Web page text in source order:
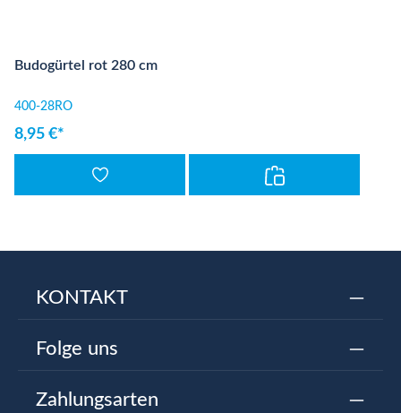
Budogürtel rot 280 cm
400-28RO
8,95 €*
KONTAKT
Folge uns
Zahlungsarten